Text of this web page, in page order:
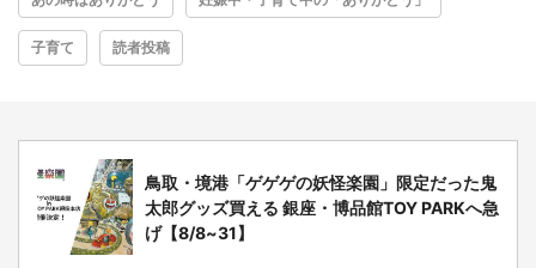
子育て 読者投稿
鳥取・境港「ゲゲゲの妖怪楽園」限定だった鬼
太郎グッズ買える 銀座・博品館TOY PARKへ急
げ【8/8~31】